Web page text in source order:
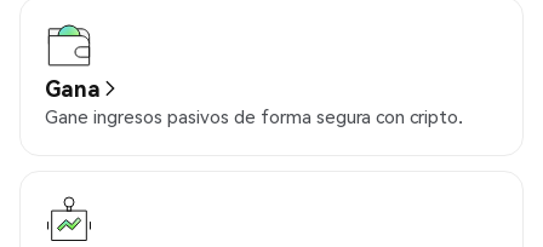
Gana
Gane ingresos pasivos de forma segura con cripto.